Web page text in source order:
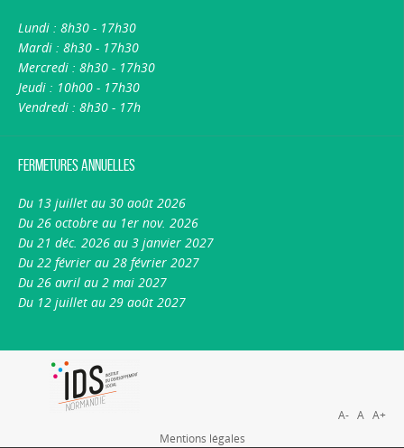
Lundi : 8h30 - 17h30
Mardi : 8h30 - 17h30
Mercredi : 8h30 - 17h30
Jeudi : 10h00 - 17h30
Vendredi : 8h30 - 17h
Fermetures annuelles
Du 13 juillet au 30 août 2026
Du 26 octobre au 1er nov. 2026
Du 21 déc. 2026 au 3 janvier 2027
Du 22 février au 28 février 2027
Du 26 avril au 2 mai 2027
Du 12 juillet au 29 août 2027
Mentions légales
A- A A+